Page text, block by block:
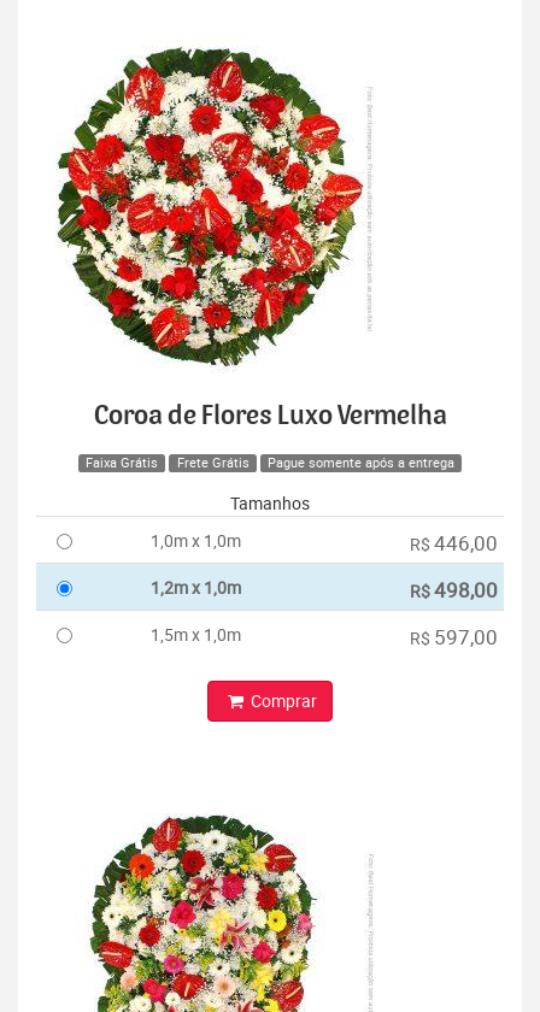
Coroa de Flores Luxo Vermelha
Faixa Grátis Frete Grátis Pague somente após a entrega
Tamanhos
1,0m x 1,0m
R$ 446,00
1,2m x 1,0m R$498,00
1,5m x 1,0m R$ 597,00
Comprar